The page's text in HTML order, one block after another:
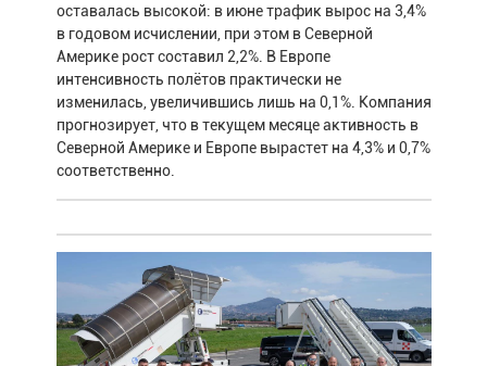
оставалась высокой: в июне трафик вырос на 3,4%
в годовом исчислении, при этом в Северной
Америке рост составил 2,2%. В Европе
интенсивность полётов практически не
изменилась, увеличившись лишь на 0,1%. Компания
прогнозирует, что в текущем месяце активность в
Северной Америке и Европе вырастет на 4,3% и 0,7%
соответственно.